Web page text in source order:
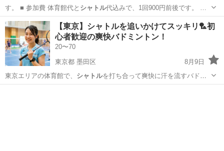
す。 ■ 参加費 体育館代と シャトル代込みで、1回900円前後です。 …
東京 板橋区 上板橋駅 バドミントン
【東京】シャトルを追いかけてスッキリ🏸初
心者歓迎の爽快バドミントン！
20〜70
東京都 墨田区
8月9日
東京エリアの体育館で、 シャトルを打ち合って爽快に汗を流すバドミ
ント…